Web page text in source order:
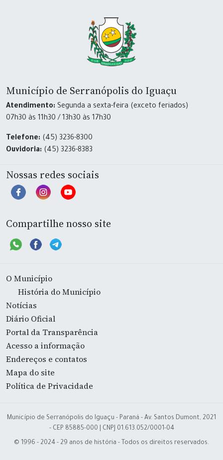
Município de Serranópolis do Iguaçu
Atendimento: Segunda a sexta-feira (exceto feriados)
07h30 às 11h30 / 13h30 às 17h30
Telefone: (45) 3236-8300
Ouvidoria: (45) 3236-8383
Nossas redes sociais
Compartilhe nosso site
O Município
História do Município
Notícias
Diário Oficial
Portal da Transparência
Acesso a informação
Endereços e contatos
Mapa do site
Política de Privacidade
Município de Serranópolis do Iguaçu - Paraná - Av. Santos Dumont, 2021
- CEP 85885-000 | CNPJ 01.613.052/0001-04
© 1996 - 2024 - 29 anos de história - Todos os direitos reservados.